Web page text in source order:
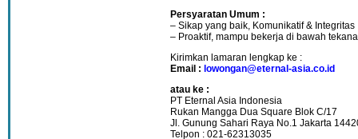
Persyaratan Umum :
– Sikap yang baik, Komunikatif & Integritas
– Proaktif, mampu bekerja di bawah
Kirimkan lamaran lengkap ke :
Email : lowongan@eternal-asia.co.id
atau ke :
PT Eternal Asia Indonesia
Rukan Mangga Dua Square Blok C/17
Jl. Gunung Sahari Raya No.1 Jakarta
Telpon : 021-62313035